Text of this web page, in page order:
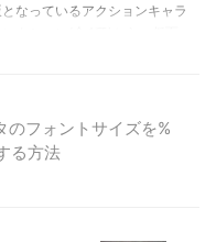
となっているアクションキャラ
ーストロンガーがラインナップ
含まれます。 共通の箱サイズ
縦：19cm・横：13cm・厚
のフォントサイズを%
る方法